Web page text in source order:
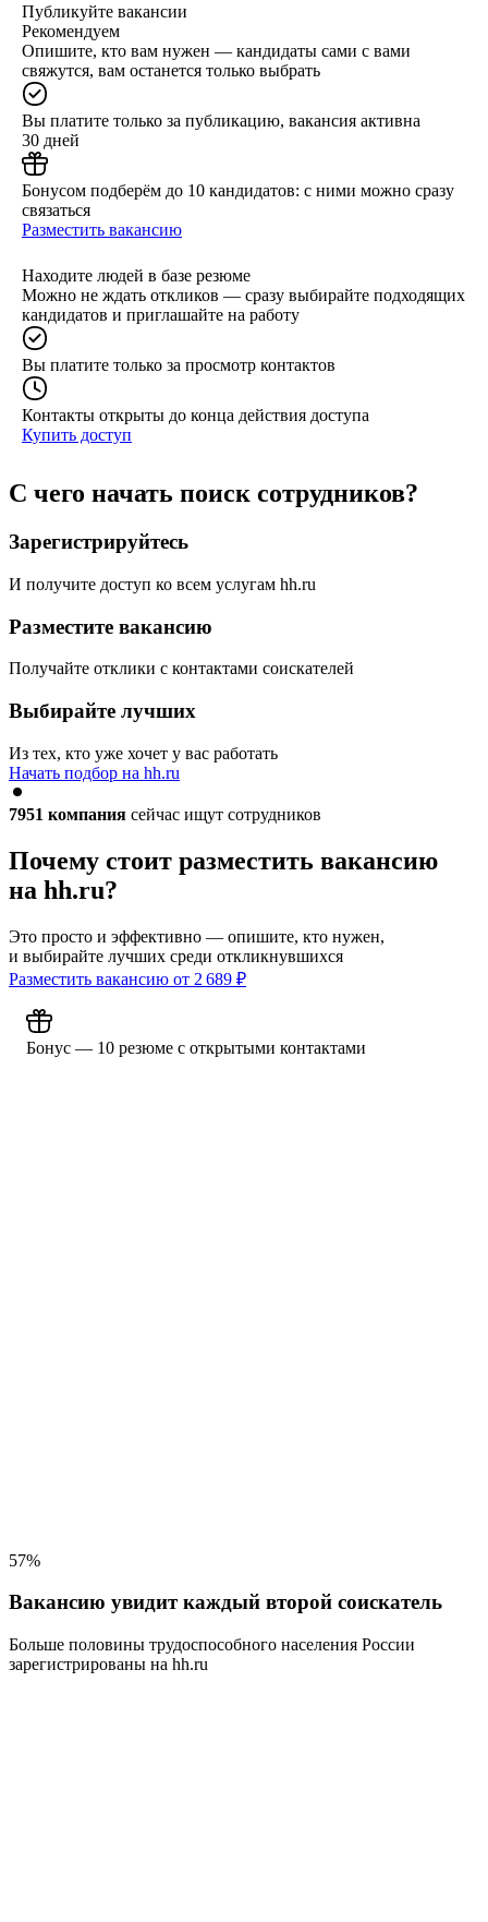
Публикуйте вакансии
Рекомендуем
Опишите, кто вам нужен — кандидаты сами с вами
свяжутся, вам останется только выбрать
Вы платите только за публикацию, вакансия активна
30 дней
Бонусом подберём до 10 кандидатов: с ними можно сразу
связаться
Разместить вакансию
Находите людей в базе резюме
Можно не ждать откликов — сразу выбирайте подходящих
кандидатов и приглашайте на работу
Вы платите только за просмотр контактов
Контакты открыты до конца действия доступа
Купить доступ
С чего начать поиск сотрудников?
Зарегистрируйтесь
И получите доступ ко всем услугам hh.ru
Разместите вакансию
Получайте отклики с контактами соискателей
Выбирайте лучших
Из тех, кто уже хочет у вас работать
Начать подбор на hh.ru
7951 компания сейчас ищут сотрудников
Почему стоит разместить вакансию
на hh.ru?
Это просто и эффективно — опишите, кто нужен,
и выбирайте лучших среди откликнувшихся
Разместить вакансию от 2 689 ₽
Бонус — 10 резюме с открытыми контактами
57%
Вакансию увидит каждый второй соискатель
Больше половины трудоспособного населения России
зарегистрированы на hh.ru